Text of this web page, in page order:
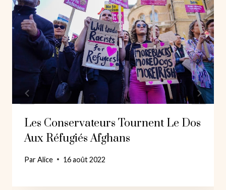
Les Conservateurs Tournent Le Dos
Aux Réfugiés Afghans
ParAlice 16 août 2022